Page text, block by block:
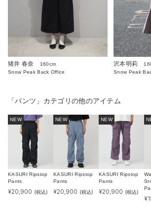
猪井 春奈
160cm
Snow Peak Back Office
沢本明莉
Snow Peak
「パンツ」カテゴリの他のアイテム
NEW
KASURI Ripstop
Pants
¥20,900 (税込)
NEW
KASURI Ripstop
Pants
¥20,900 (税込)
NEW
KASURI Ripstop
Pants
¥20,900 (税込)
¥